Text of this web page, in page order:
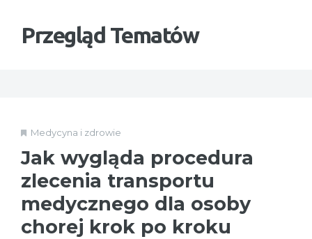
Przegląd Tematów
Medycyna i zdrowie
Jak wygląda procedura
zlecenia transportu
medycznego dla osoby
chorej krok po kroku